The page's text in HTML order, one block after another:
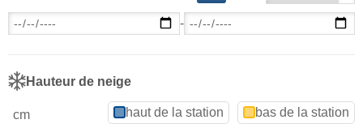
-
Hauteur de neige
cm haut de la station bas de la station